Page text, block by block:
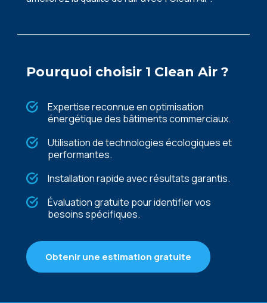
Pourquoi choisir 1 Clean Air ?
Expertise reconnue en optimisation
énergétique des bâtiments commerciaux.
Utilisation de technologies écologiques et
performantes.
Installation rapide avec résultats garantis.
Évaluation gratuite pour identifier vos
besoins spécifiques.
Obtenir une estimation gratuite